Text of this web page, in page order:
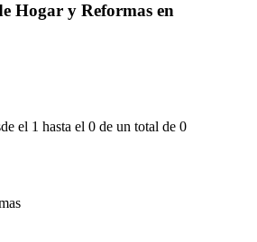
Hogar y Reformas en
el 1 hasta el 0 de un total de 0